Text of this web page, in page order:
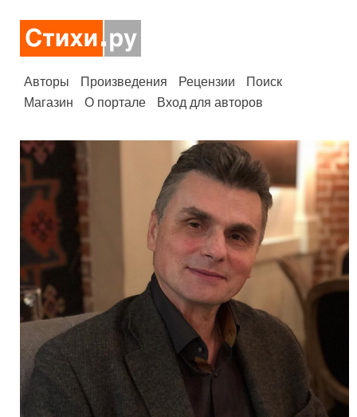
Авторы Произведения Рецензии
Поиск
Магазин
О портале Вход для авторов